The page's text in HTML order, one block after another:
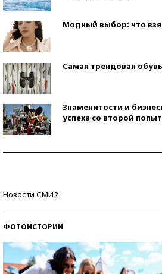
Модный выбор: что
Самая трендовая обувь
Знаменитости и
успеха со второй
Новости СМИ2
ФОТОИСТОРИИ